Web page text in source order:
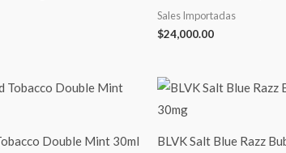
Sales Importadas
$24,000.00
Double Mint 30ml
BLVK Salt Blue Razz